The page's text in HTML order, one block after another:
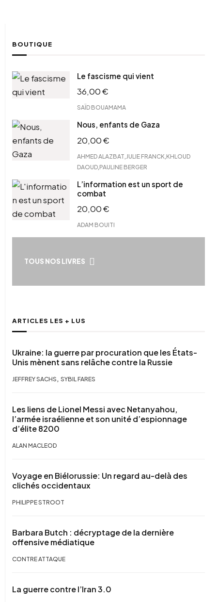
BOUTIQUE
Le fascisme qui vient
36,00€
SAÏD BOUAMAMA
Nous, enfants de Gaza
20,00€
AHMED ALAZBAT JULIE FRANCK KHLOUD
DAOUD PAULINE BERGER
L’information est un sport de
combat
20,00€
ADAM BOUITI
TOUS NOS LIVRES
ARTICLES LES + LUS
Ukraine: la guerre par procuration que les États-
Unis mènent sans relâche contre la Russie
JEFFREY SACHS , SYBIL FARES
Les liens de Lionel Messi avec Netanyahou,
l’armée israélienne et son unité d’espionnage
d’élite 8200
ALAN MACLEOD
Voyage en Biélorussie: Un regard au-delà des
clichés occidentaux
PHILIPPE STROOT
Barbara Butch : décryptage de la dernière
offensive médiatique
CONTRE ATTAQUE
La guerre contre l’Iran 3.0